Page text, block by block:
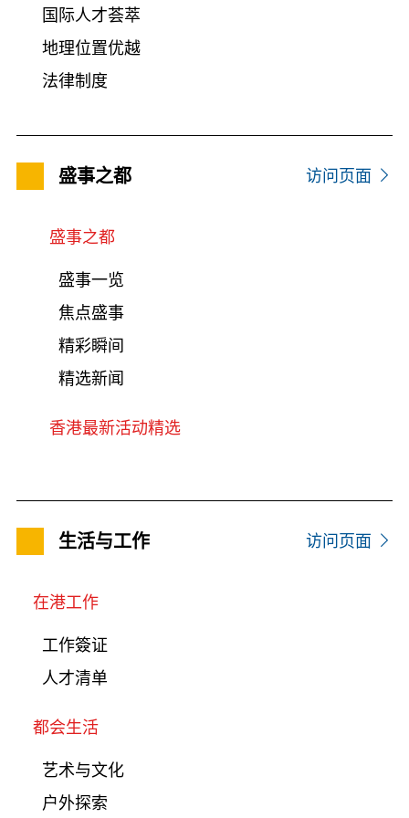
国际人才荟萃
地理位置优越
法律制度
盛事之都 访问页面
盛事之都
盛事一览
焦点盛事
精彩瞬间
精选新闻
香港最新活动精选
生活与工作 访问页面
在港工作
工作簽证
人才清单
都会生活
艺术与文化
户外探索